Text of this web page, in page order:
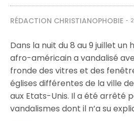
RÉDACTION CHRISTIANOPHOBIE
Dans la nuit du 8 au 9 juillet un
afro-américain a vandalisé
fronde des vitres et des
églises différentes de la ville
aux Etats-Unis. Il a été arrêté
vandalismes dont il n’a su